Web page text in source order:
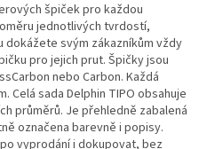
špiček pro každou
jednotlivých tvrdostí,
svým zákazníkům vždy
pro jejich prut. Špičky jsou
nebo Carbon. Každá
Celá sada Delphin TIPO obsahuje
průměrů. Je přehledně zabalená
označena barevně i popisy.
vyprodání i dokupovat, bez